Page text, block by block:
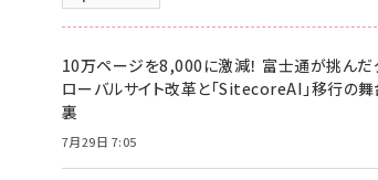
10万ページを8,000に激減！ 富士通が挑んだ
ローバルサイト改革と「SitecoreAI」移行の舞
裏
7月29日 7:05